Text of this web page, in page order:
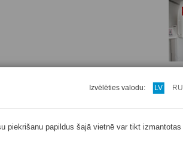
Izvēlēties valodu: LV RU
piekrišanu papildus šajā vietnē var tikt izmantotas